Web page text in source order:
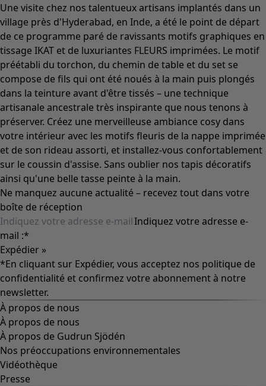
Une visite chez nos talentueux artisans implantés dans un
village près d'Hyderabad, en Inde, a été le point de départ
de ce programme paré de ravissants motifs graphiques en
tissage IKAT et de luxuriantes FLEURS imprimées. Le motif
préétabli du torchon, du chemin de table et du set se
compose de fils qui ont été noués à la main puis plongés
dans la teinture avant d'être tissés – une technique
artisanale ancestrale très inspirante que nous tenons à
préserver. Créez une merveilleuse ambiance cosy dans
votre intérieur avec les motifs fleuris de la nappe imprimée
et de son rideau assorti, et installez-vous confortablement
sur le coussin d'assise. Sans oublier nos tapis décoratifs
ainsi qu'une belle tasse peinte à la main.
Ne manquez aucune actualité – recevez tout dans votre
boîte de réception
Indiquez votre adresse e-
mail :*
Expédier »
*En cliquant sur Expédier, vous acceptez nos politique de
confidentialité et confirmez votre abonnement à notre
newsletter.
À propos de nous
À propos de nous
À propos de Gudrun Sjödén
Nos préoccupations environnementales
Vidéothèque
Presse